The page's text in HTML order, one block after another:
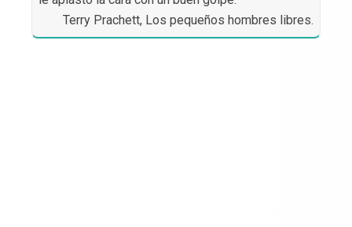
Terry Prachett, Los pequeños hombres libres.